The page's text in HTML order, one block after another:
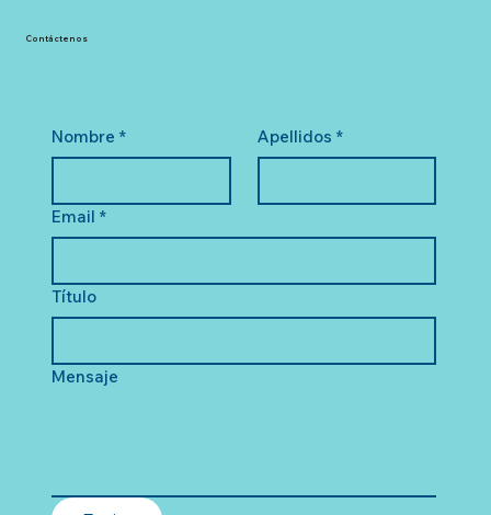
Nombre * Apellidos *
Email *
Título
Mensaje
Contáctenos